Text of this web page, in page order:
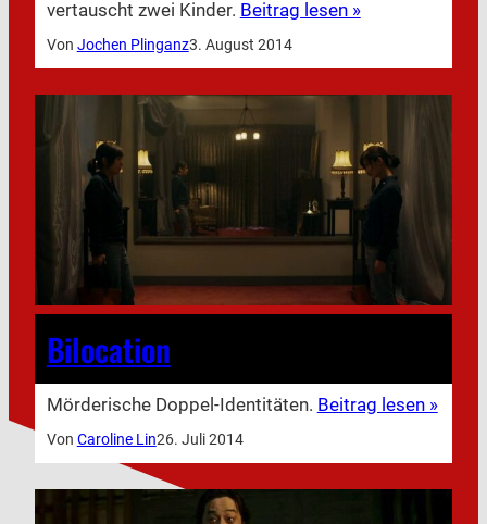
vertauscht zwei Kinder. Beitrag lesen »
Von Jochen Plinganz3. August 2014
Bilocation
Mörderische Doppel-Identitäten. Beitrag lesen »
Von Caroline Lin26. Juli 2014